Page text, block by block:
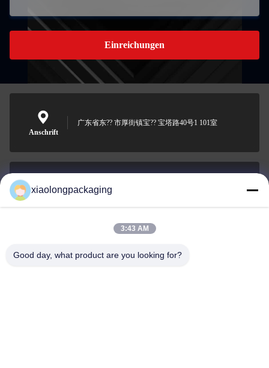
Einreichungen
Anschrift
广东省东?? 市厚街镇宝?? 宝塔路40号1 101室
E-Mail-Adresse
Tina@xiaolongpackaging.com
0086-15322891631
xiaolongpackaging
3:43 AM
Good day, what product are you looking for?